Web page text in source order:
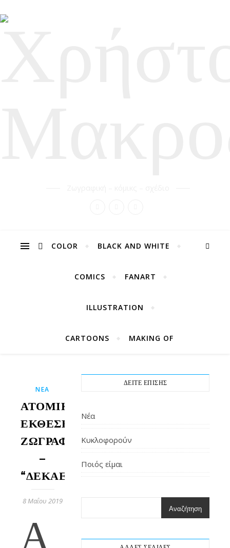
COLOR BLACK AND WHITE
COMICS FANART
ILLUSTRATION
CARTOONS MAKING OF
ΝΈΑ
ΑΤΟΜΙΚΉ
ΈΚΘΕΣΗ
ΖΩΓΡΑΦΙΚΉΣ
–
“ΔΕΚΑΕΤΊΑ”
8 Μαΐου 2019
Α
ΔΕΊΤΕ ΕΠΊΣΗΣ
Νέα
Κυκλοφορούν
Ποιός είμαι
Αναζήτηση